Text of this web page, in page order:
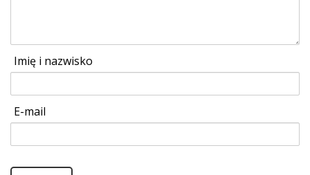
Imię i nazwisko
E-mail